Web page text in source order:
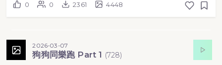
0 0 2361 4448
2026-03-07
狗狗同樂跑 Part 1 (728)